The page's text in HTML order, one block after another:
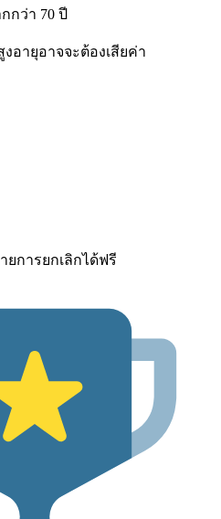
กว่า 70 ปี
อายุอาจจะต้องเสียค่า
ยการยกเลิกได้ฟรี